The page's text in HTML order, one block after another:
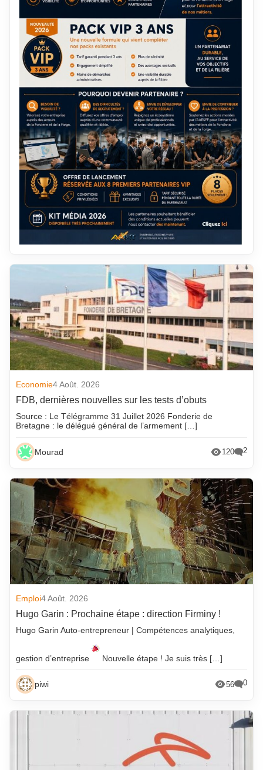
Economie4 Août. 2026
FDB, dernières nouvelles sur les tests d’obuts
Source : Le Télégramme 31 Juillet 2026 Fonderie de
Bretagne : le délégué général de l’armement […]
Mourad 120 2
Emploi4 Août. 2026
Hugo Garin : Prochaine étape : direction Firminy !
Hugo Garin Auto-entrepreneur | Compétences analytiques,
gestion d’entreprise Nouvelle étape ! Je suis très […]
piwi 56 0